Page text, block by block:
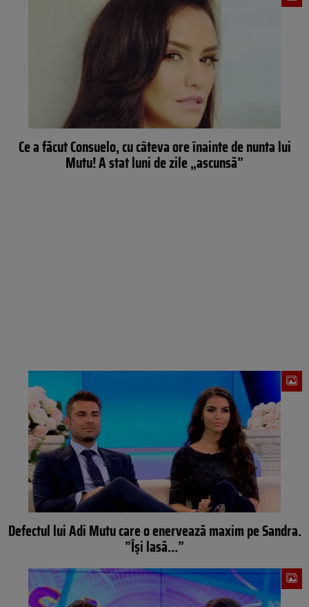
Ce a făcut Consuelo, cu câteva ore înainte de nunta lui
Mutu! A stat luni de zile „ascunsă”
Defectul lui Adi Mutu care o enervează maxim pe Sandra.
”Îşi lasă…”